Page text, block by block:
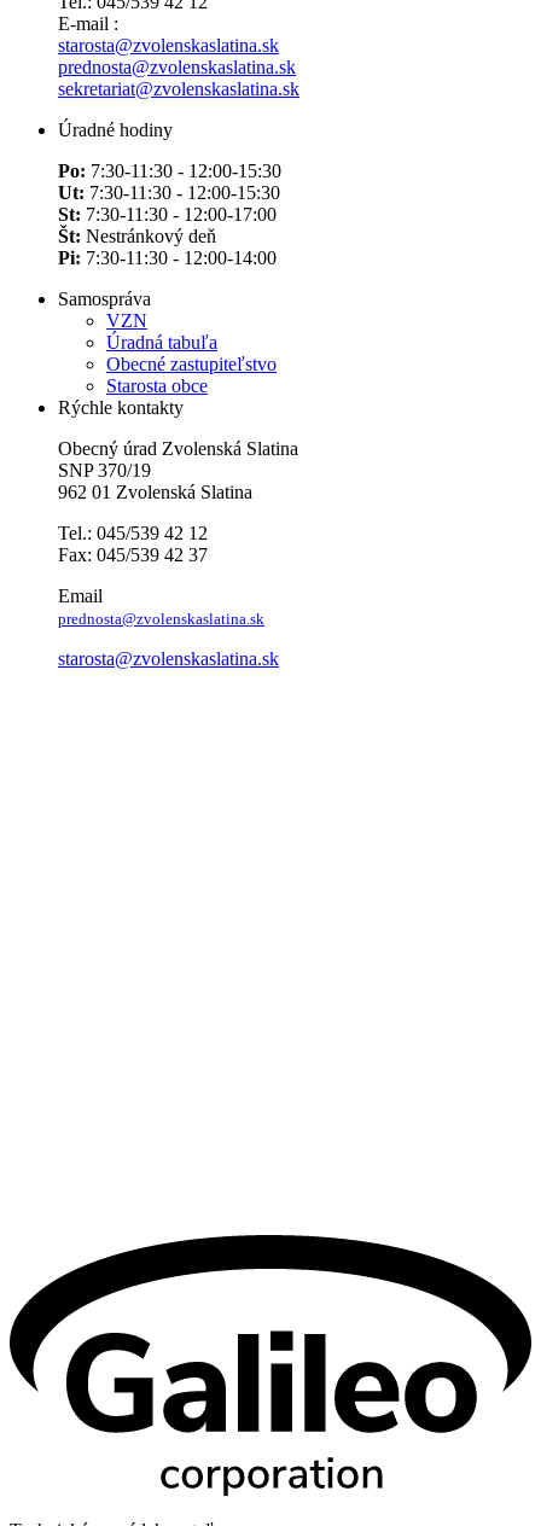
E-mail :
starosta@zvolenskaslatina.sk
prednosta@zvolenskaslatina.sk
sekretariat@zvolenskaslatina.sk
Úradné hodiny
Po: 7:30-11:30 - 12:00-15:30
Ut: 7:30-11:30 - 12:00-15:30
St: 7:30-11:30 - 12:00-17:00
Št: Nestránkový deň
Pi: 7:30-11:30 - 12:00-14:00
Samospráva
VZN
Úradná tabuľa
Obecné zastupiteľstvo
Starosta obce
Rýchle kontakty
Obecný úrad Zvolenská Slatina
SNP 370/19
962 01 Zvolenská Slatina
Tel.: 045/539 42 12
Fax: 045/539 42 37
Email
prednosta@zvolenskaslatina.sk
starosta@zvolenskaslatina.sk